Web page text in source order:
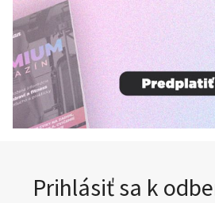
Prihlásiť sa k